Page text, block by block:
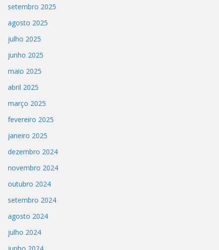
setembro 2025
agosto 2025
julho 2025
junho 2025
maio 2025
abril 2025
março 2025
fevereiro 2025
janeiro 2025
dezembro 2024
novembro 2024
outubro 2024
setembro 2024
agosto 2024
julho 2024
junho 2024